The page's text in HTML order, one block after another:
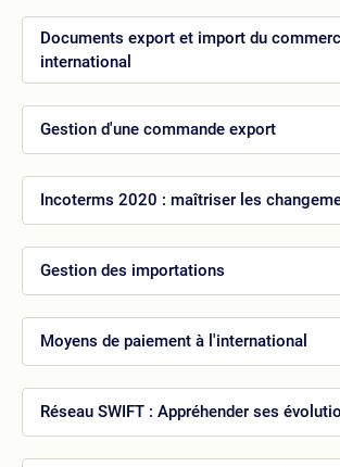
Documents export et import du
international
Gestion d'une commande export
Incoterms 2020 : maîtriser les
Gestion des importations
Moyens de paiement à l'international
Réseau SWIFT : Appréhender ses